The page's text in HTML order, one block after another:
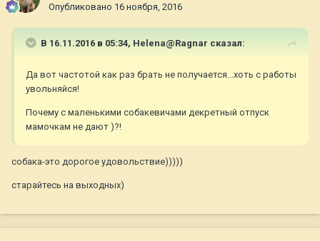
Опубликовано 16 ноября, 2016
В 16.11.2016 в 05:34, Helena@Ragnar сказал:
Да вот частотой как раз брать не получается...хоть с работы
увольняйся!
Почему с маленькими собакевичами декретный отпуск
мамочкам не дают )?!
собака-это дорогое удовольствие)))))
старайтесь на выходных)